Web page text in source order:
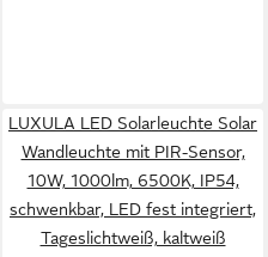
LUXULA LED Solarleuchte Solar
Wandleuchte mit PIR-Sensor,
10W, 1000lm, 6500K, IP54,
schwenkbar, LED fest integriert,
Tageslichtweiß, kaltweiß